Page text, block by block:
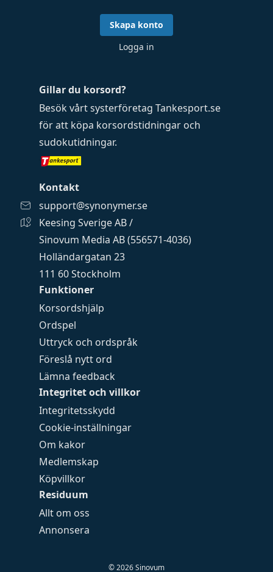
Funktioner
Korsordshjälp
Ordspel
Uttryck och ordspråk
Föreslå nytt ord
Lämna feedback
Integritet och villkor
Integritetsskydd
Cookie-inställningar
Om kakor
Medlemskap
Köpvillkor
Residuum
Allt om oss
Annonsera
Gillar du korsord?
Besök vårt systerföretag Tankesport.se
för att köpa korsordstidningar och
sudokutidningar.
Kontakt
support@synonymer.se
Keesing Sverige AB /
Sinovum Media AB (556571-4036)
Holländargatan 23
111 60 Stockholm
Skapa konto
Logga in
©2026Sinovum